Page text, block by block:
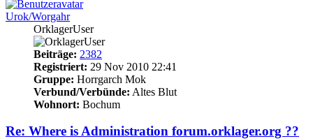
Urok/Worgahr
OrklagerUser
Beiträge: 2382
Registriert: 29 Nov 2010 22:41
Gruppe: Horrgarch Mok
Verbund/Verbünde: Altes Blut
Wohnort: Bochum
Re: Where is Administration forum.orklager.org ??